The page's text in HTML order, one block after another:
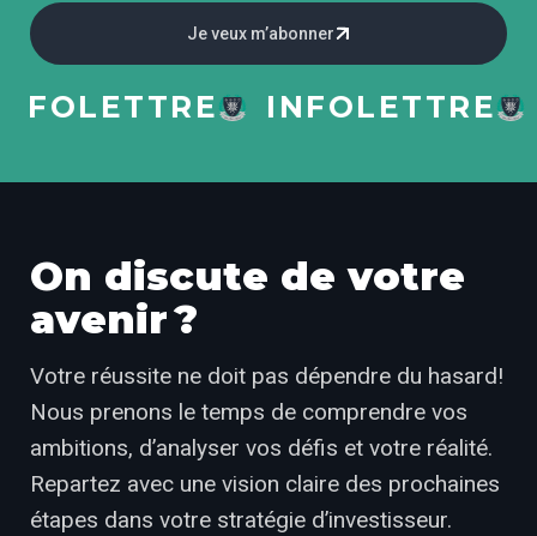
Je veux m’abonner
INFOLETTRE
On discute de votre
avenir ?
Votre réussite ne doit pas dépendre du hasard!
Nous prenons le temps de comprendre vos
ambitions, d’analyser vos défis et votre réalité.
Repartez avec une vision claire des prochaines
étapes dans votre stratégie d’investisseur.